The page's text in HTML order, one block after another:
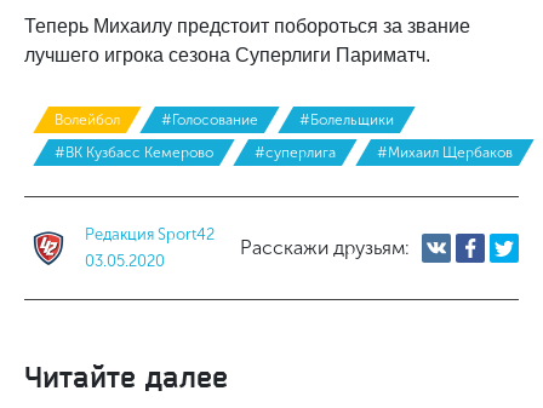
Теперь Михаилу предстоит побороться за звание
лучшего игрока сезона Суперлиги Париматч.
Волейбол #Голосование
#Болельщики
#ВК Кузбасс Кемерово
#суперлига #Михаил Щербаков
Редакция Sport42
03.05.2020
Расскажи друзьям:
Читайте далее